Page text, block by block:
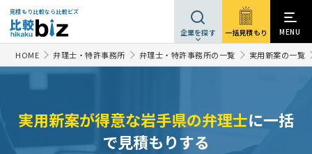
見積もり比較なら比較ビズ
企業を探す 一括見積もり MENU
HOME 弁理士・特許事務所 弁理士・特許事務所の一覧 実用新案の一覧
実用新案が得意な岩手県の弁理士に一括
で見積もりする